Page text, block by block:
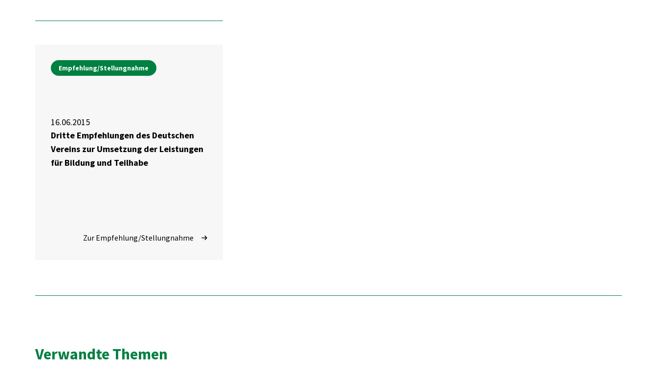
Empfehlung/Stellungnahme
16.06.2015
Dritte Empfehlungen des Deutschen
Vereins zur Umsetzung der Leistungen
für Bildung und Teilhabe
Zur Empfehlung/Stellungnahme
Verwandte Themen